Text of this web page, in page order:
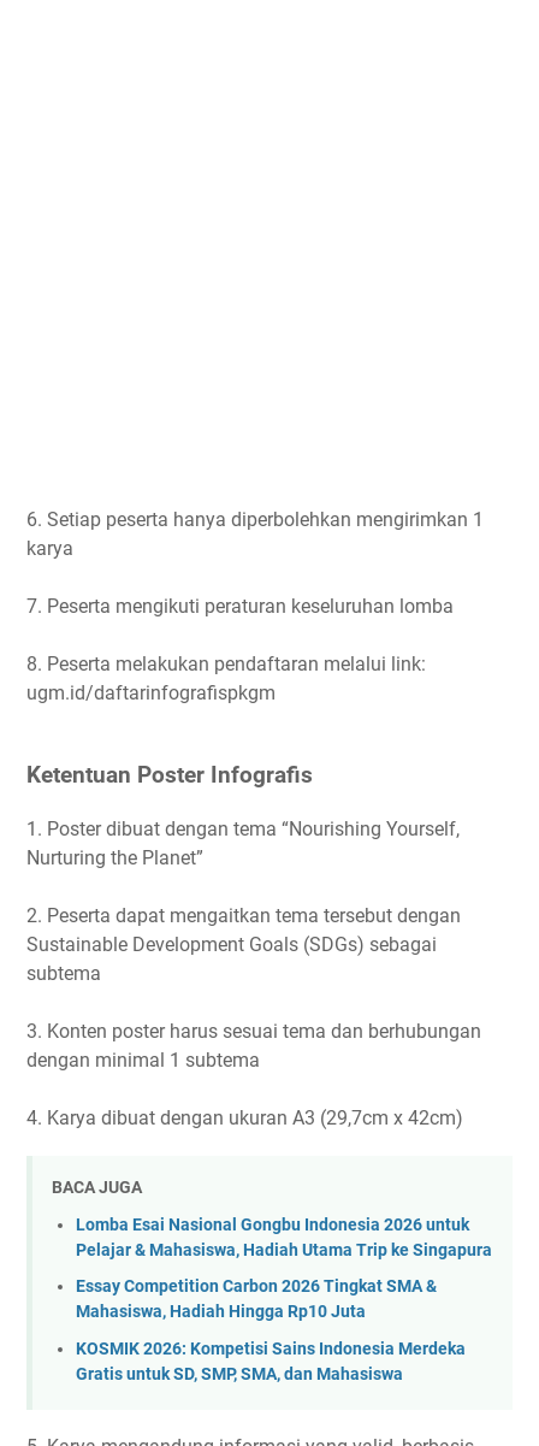
6. Setiap peserta hanya diperbolehkan mengirimkan 1
karya
7. Peserta mengikuti peraturan keseluruhan lomba
8. Peserta melakukan pendaftaran melalui link:
ugm.id/daftarinfografispkgm
Ketentuan Poster Infografis
1. Poster dibuat dengan tema “Nourishing Yourself,
Nurturing the Planet”
2. Peserta dapat mengaitkan tema tersebut dengan
Sustainable Development Goals (SDGs) sebagai
subtema
3. Konten poster harus sesuai tema dan berhubungan
dengan minimal 1 subtema
4. Karya dibuat dengan ukuran A3 (29,7cm x 42cm)
BACA JUGA
Lomba Esai Nasional Gongbu Indonesia 2026 untuk
Pelajar & Mahasiswa, Hadiah Utama Trip ke Singapura
Essay Competition Carbon 2026 Tingkat SMA &
Mahasiswa, Hadiah Hingga Rp10 Juta
KOSMIK 2026: Kompetisi Sains Indonesia Merdeka
Gratis untuk SD, SMP, SMA, dan Mahasiswa